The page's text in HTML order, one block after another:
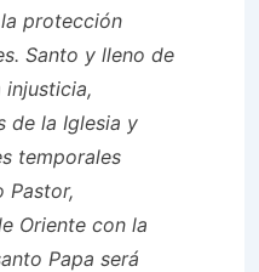
protección
Santo y lleno de
injusticia,
de la Iglesia y
temporales
Pastor,
Oriente con la
Papa será